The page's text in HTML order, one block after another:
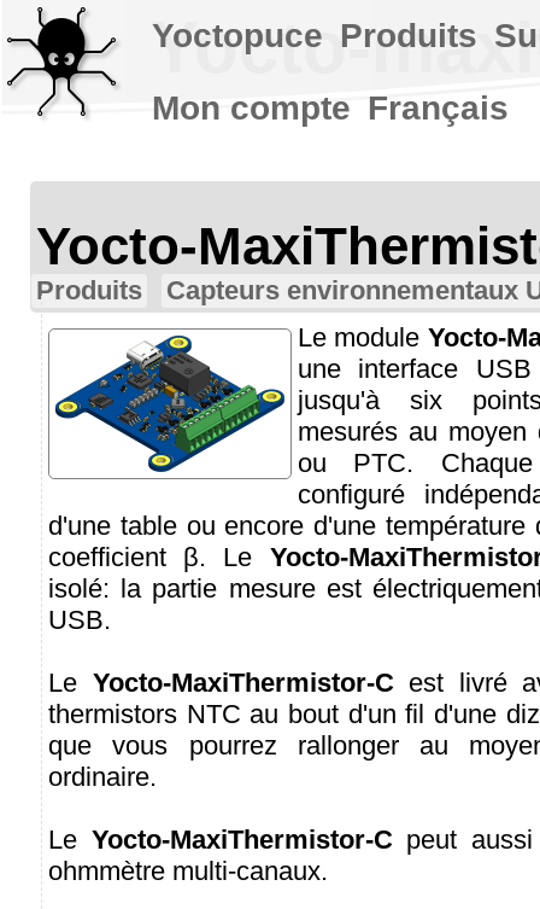
Yocto-
Yocto-
Produits
Capteurs environnementaux
Le module Yocto-
une interface
jusqu'à six
mesurés au moyen
ou PTC.
configuré
d'une table ou encore d'une température
coefficient β. Le Yocto-
isolé: la partie mesure est
USB.
Le Yocto-MaxiThermistor-C est livré
thermistors NTC au bout d'un fil d'une
que vous pourrez rallonger au
ordinaire.
Le Yocto-MaxiThermistor-C peut
ohmmètre multi-canaux.
Yoctopuce Produits
Mon compte Français